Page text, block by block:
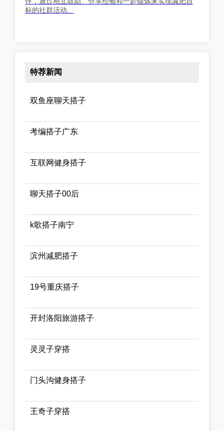
标的社群活动。
特荐新闻
双鱼座聊天搭子
考编搭子广东
互联网健身搭子
聊天搭子00后
k歌搭子南宁
滨州减肥搭子
19号重庆搭子
开封洛阳旅游搭子
灵灵子穿搭
门头沟健身搭子
王奇子穿搭